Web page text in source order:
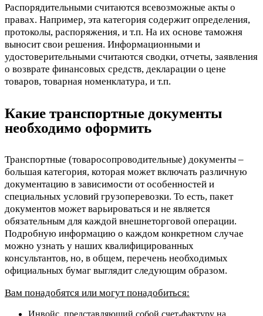
Распорядительными считаются всевозможные акты о
правах. Например, эта категория содержит определения,
протоколы, распоряжения, и т.п. На их основе таможня
выносит свои решения. Информационными и
удостоверительными считаются сводки, отчеты, заявления
о возврате финансовых средств, декларации о цене
товаров, товарная номенклатура, и т.п.
Какие транспортные документы
необходимо оформить
Транспортные (товаросопроводительные) документы –
большая категория, которая может включать различную
документацию в зависимости от особенностей и
специальных условий грузоперевозки. То есть, пакет
документов может варьироваться и не является
обязательным для каждой внешнеторговой операции.
Подробную информацию о каждом конкретном случае
можно узнать у наших квалифицированных
консультантов, но, в общем, перечень необходимых
официальных бумаг выглядит следующим образом.
Вам понадобятся или могут понадобиться:
Инвойс, представляющий собой счет-фактуру на